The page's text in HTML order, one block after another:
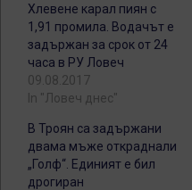
Хлевене карал пиян с
1,91 промила. Водачът е
задържан за срок от 24
часа в РУ Ловеч
09.08.2017
In "Ловеч днес"
В Троян са задържани
двама мъже откраднали
„Голф“. Единият е бил
дрогиран